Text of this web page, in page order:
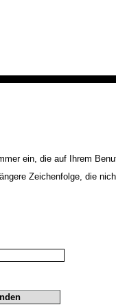
ein, die auf Ihrem
Zeichenfolge, die